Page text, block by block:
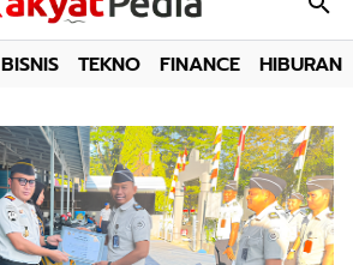
BISNIS TEKNO FINANCE HIBURAN